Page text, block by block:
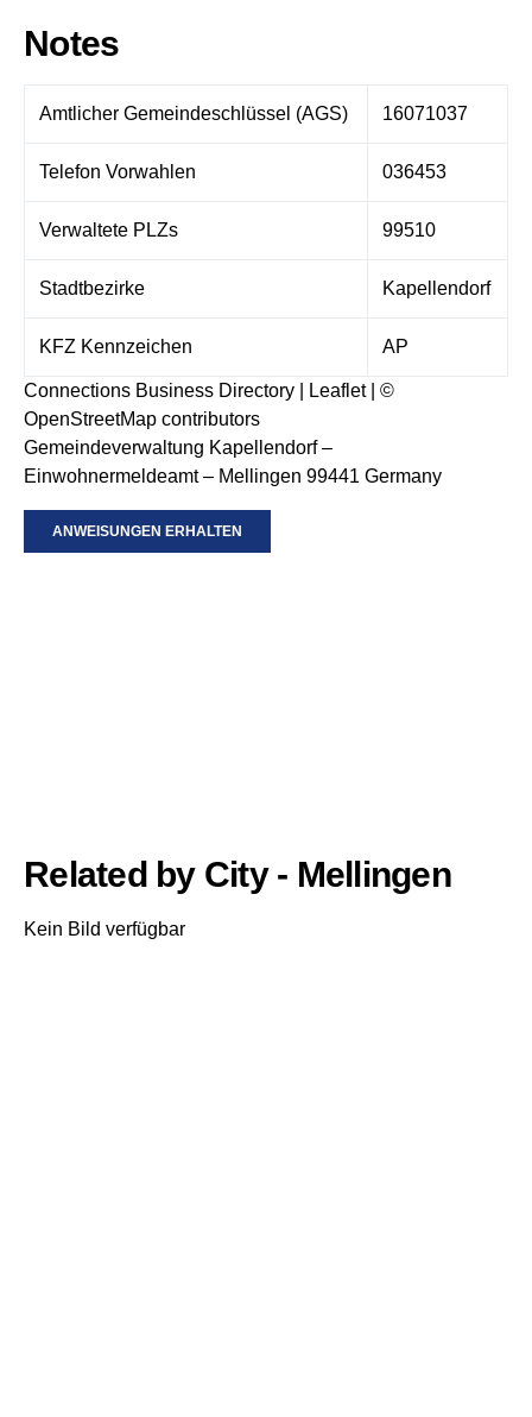
Notes
Amtlicher Gemeindeschlüssel (AGS) 16071037
Telefon Vorwahlen 036453
Verwaltete PLZs 99510
Stadtbezirke Kapellendorf
KFZ Kennzeichen AP
Connections Business Directory Leaflet| ©
OpenStreetMap contributors
Gemeindeverwaltung Kapellendorf –
Einwohnermeldeamt – Mellingen 99441 Germany
ANWEISUNGEN ERHALTEN
Related by City - Mellingen
Kein Bild verfügbar